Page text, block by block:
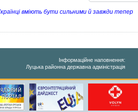
вміють бути сильними й завжди тепер
Інформаційне наповнення:
Луцька районна державна адміністрація